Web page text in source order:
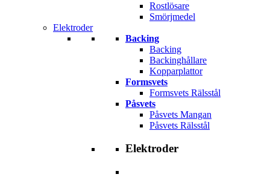
Rostlösare
Smörjmedel
Elektroder
Backing
Backing
Backinghållare
Kopparplattor
Formsvets
Formsvets Rälsstål
Påsvets
Påsvets Mangan
Påsvets Rälsstål
Elektroder